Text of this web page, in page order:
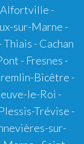
Alfortville -
sur-Marne -
- Cachan
- Fresnes -
Bicêtre -
le-Roi -
Trévise -
sur-